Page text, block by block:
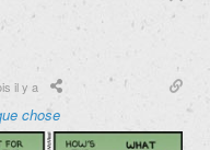
il y a
chose